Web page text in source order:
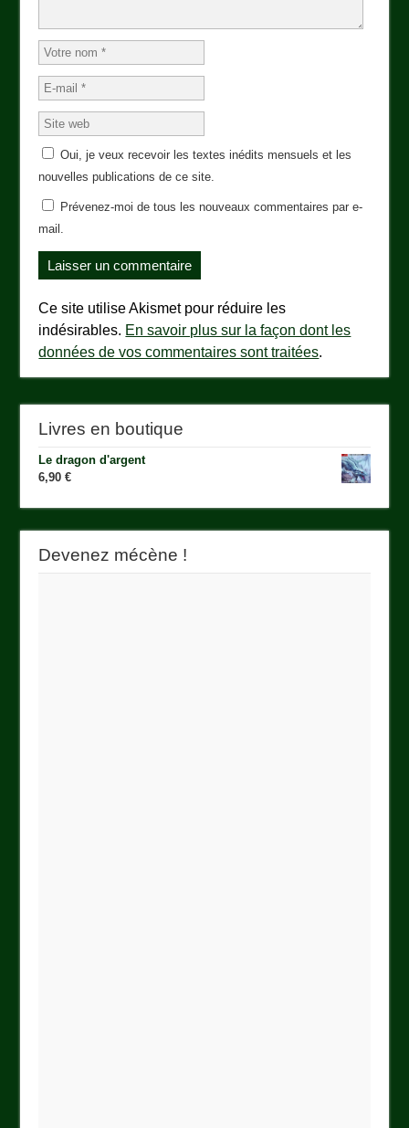
Oui, je veux recevoir les textes inédits mensuels et les
nouvelles publications de ce site.
Prévenez-moi de tous les nouveaux commentaires par e-
mail.
Ce site utilise Akismet pour réduire les
indésirables. En savoir plus sur la façon dont les
données de vos commentaires sont traitées.
Livres en boutique
Le dragon d'argent
6,90€
Devenez mécène !